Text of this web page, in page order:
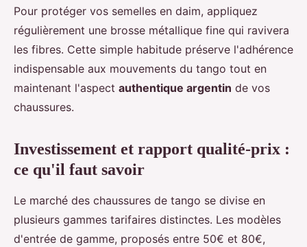
Pour protéger vos semelles en daim, appliquez
régulièrement une brosse métallique fine qui ravivera
les fibres. Cette simple habitude préserve l'adhérence
indispensable aux mouvements du tango tout en
maintenant l'aspect authentique argentin de vos
chaussures.
Investissement et rapport qualité-prix :
ce qu'il faut savoir
Le marché des chaussures de tango se divise en
plusieurs gammes tarifaires distinctes. Les modèles
d'entrée de gamme, proposés entre 50€ et 80€,